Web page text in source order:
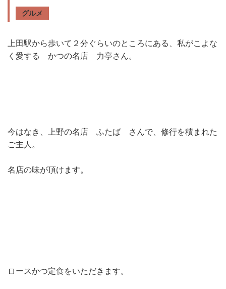
グルメ
上田駅から歩いて２分ぐらいのところにある、私がこよな
く愛する かつの名店 力亭さん。
今はなき、上野の名店 ふたば さんで、修行を積まれた
ご主人。
名店の味が頂けます。
ロースかつ定食をいただきます。